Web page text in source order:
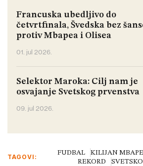
Francuska ubedljivo do
četvrtfinala, Švedska bez
protiv Mbapea i Olisea
01. jul 2026.
Selektor Maroka: Cilj nam je
osvajanje Svetskog prvenstva
09. jul 2026.
TAGOVI:
FUDBAL KILIJAN MBAPE
REKORD